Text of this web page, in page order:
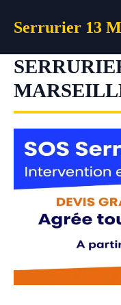
Serrurier 13